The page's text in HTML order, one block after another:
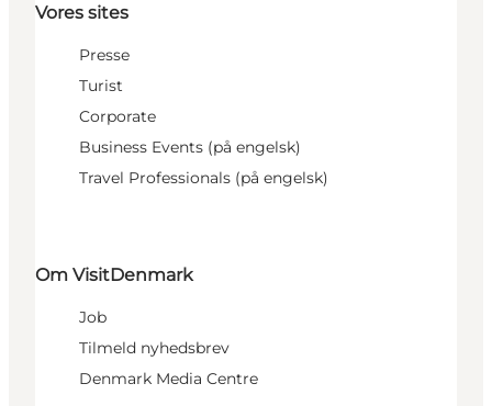
Vores sites
Presse
Turist
Corporate
Business Events (på engelsk)
Travel Professionals (på engelsk)
Om VisitDenmark
Job
Tilmeld nyhedsbrev
Denmark Media Centre